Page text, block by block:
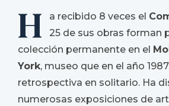
H a recibido 8 veces el
25 de sus obras forman
colección permanente en el
York, museo que en el año
retrospectiva en solitario. Ha
numerosas exposiciones de